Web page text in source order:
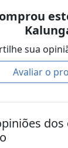
sua
Avaliar o